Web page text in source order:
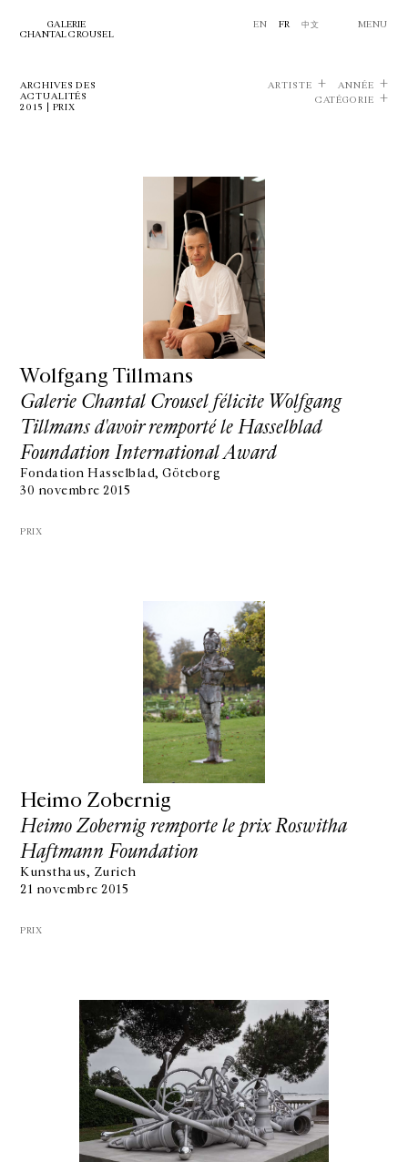
GALERIE
CHANTAL CROUSEL
EN FR 中文 MENU
ARCHIVES DES
ACTUALITÉS
2015 | PRIX
ARTISTE
ANNÉE
CATÉGORIE
Wolfgang Tillmans
Galerie Chantal Crousel félicite Wolfgang
Tillmans d'avoir remporté le Hasselblad
Foundation International Award
Fondation Hasselblad, Göteborg
30 novembre 2015
PRIX
Heimo Zobernig
Heimo Zobernig remporte le prix Roswitha
Haftmann Foundation
Kunsthaus, Zurich
21 novembre 2015
PRIX